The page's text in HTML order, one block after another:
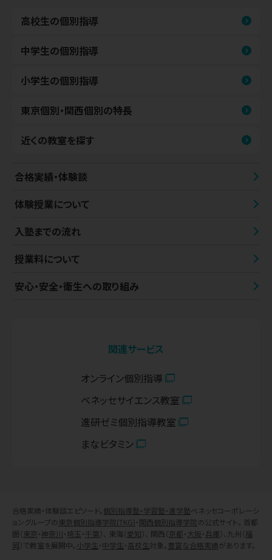
高校生の個別指導
中学生の個別指導
小学生の個別指導
東京個別・関西個別の特長
近くの教室を探す
合格実績・体験談
体験授業について
入塾までの流れ
授業料について
安心・安全・衛生への取り組み
関連サービス
オンライン個別指導
ベネッセサイエンス教室
進研ゼミ個別指導教室
まなビタミン
合格実績・体験談エピソード。 個別指導塾・学習塾・進学塾ベネッセコーポレーシ
ョングループの東京個別指導学院(TKG)・関西個別指導学院の公式サイト。 首都
圏（東京 ・神奈川・埼玉 ・千葉）、 東海（愛知）、 関西（京都・大阪・兵庫）、九州（福
岡）で教室を展開中。小学生・中学生・高校生対象。 豊富な合格実績があります。